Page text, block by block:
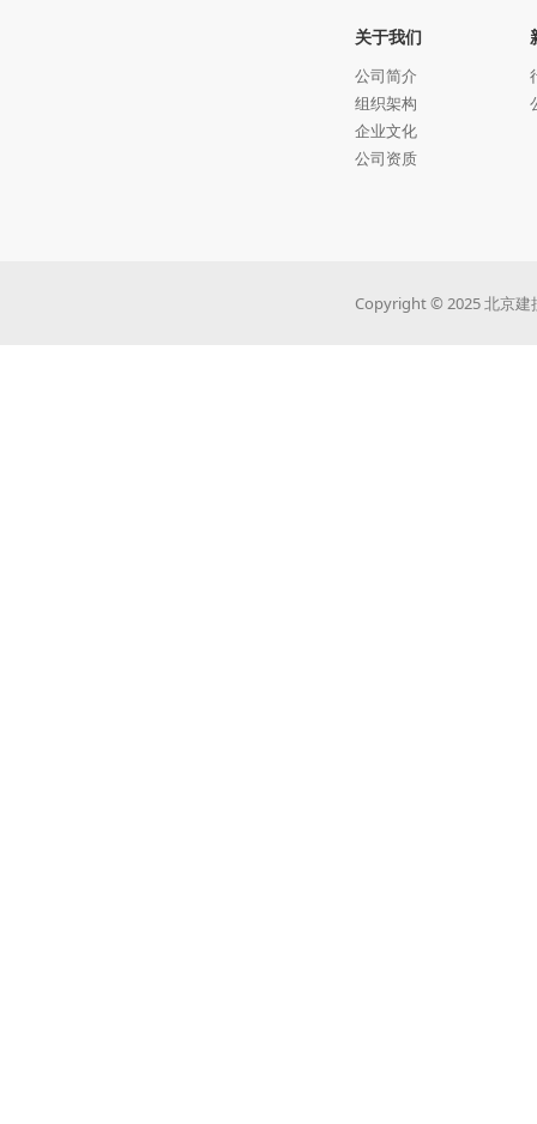
关于我们
公司简介
组织架构
企业文化
公司资质
Copyright © 2025 北京建